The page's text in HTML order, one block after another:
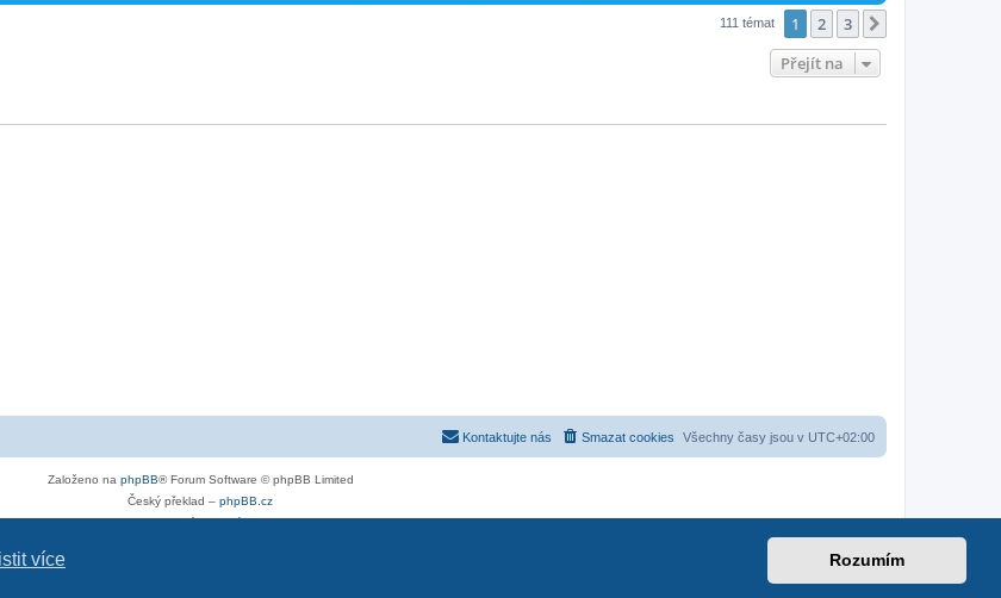
více Rozumím
111 témat 1 2 3
Přejít na
Všechny časy jsou v UTC+02:00
Smazat cookies
Kontaktujte nás
Založeno na phpBB® Forum Software © phpBB Limited
Český překlad – phpBB.cz
Soukromí|Podmínky